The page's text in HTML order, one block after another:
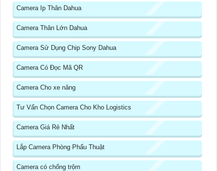
Camera Ip Thân Dahua
Camera Thân Lớn Dahua
Camera Sử Dụng Chip Sony Dahua
Camera Có Đọc Mã QR
Camera Cho xe nâng
Tư Vấn Chọn Camera Cho Kho Logistics
Camera Giá Rẻ Nhất
Lắp Camera Phòng Phẩu Thuật
Camera có chống trộm